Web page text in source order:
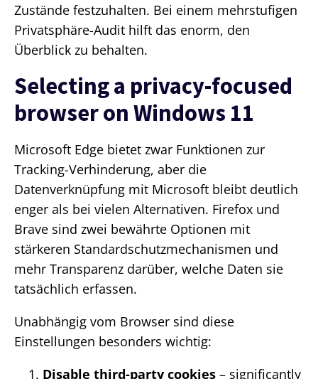
Zustände festzuhalten. Bei einem mehrstufigen
Privatsphäre-Audit hilft das enorm, den
Überblick zu behalten.
Selecting a privacy-focused
browser on Windows 11
Microsoft Edge bietet zwar Funktionen zur
Tracking-Verhinderung, aber die
Datenverknüpfung mit Microsoft bleibt deutlich
enger als bei vielen Alternativen. Firefox und
Brave sind zwei bewährte Optionen mit
stärkeren Standardschutzmechanismen und
mehr Transparenz darüber, welche Daten sie
tatsächlich erfassen.
Unabhängig vom Browser sind diese
Einstellungen besonders wichtig:
Disable third-party cookies – significantly